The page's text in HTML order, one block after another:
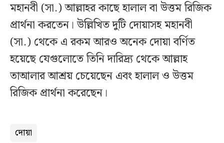
মহানবী (সা.) আল্লাহর কাছে হালাল বা উত্তম রিজিক
প্রার্থনা করতেন। উল্লিখিত দুটি দোয়াসহ মহানবী
(সা.) থেকে এ রকম আরও অনেক দোয়া বর্ণিত
হয়েছে যেগুলোতে তিনি দারিদ্র্য থেকে আল্লাহ
তাআলার আশ্রয় চেয়েছেন এবং হালাল ও উত্তম
রিজিক প্রার্থনা করেছেন।
দোয়া